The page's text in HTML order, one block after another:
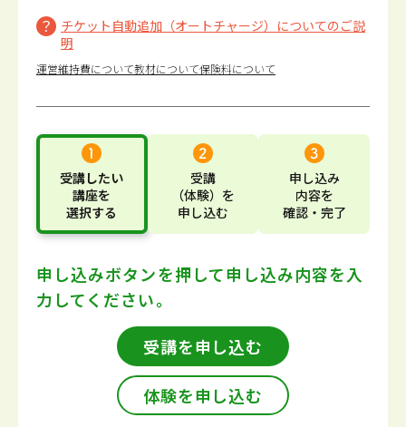
チケット自動追加（オートチャージ）についてのご説
明
運営維持費について教材について保険料について
受講したい
講座を
選択する
受講
（体験） を
申し込む
申し込み
内容を
確認・完了
申し込みボタンを押して申し込み内容を入
力してください。
受講を申し込む
体験を申し込む